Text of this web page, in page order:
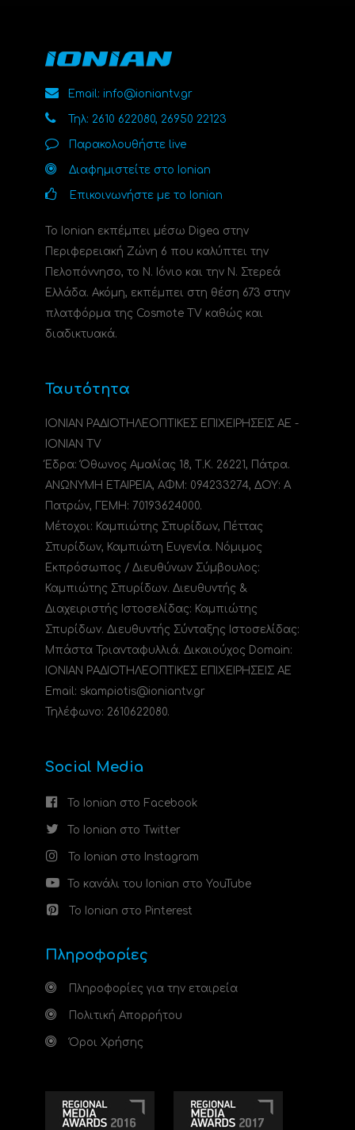
Email: info@ioniantv.gr
Τηλ: 2610 622080, 26950 22123
Παρακολουθήστε live
Διαφημιστείτε στο Ionian
Επικοινωνήστε με το Ionian
Το Ionian εκπέμπει μέσω Digea στην
Περιφερειακή Ζώνη 6 που καλύπτει την
Πελοπόννησο, το N. Ιόνιο και την Ν. Στερεά
Ελλάδα. Ακόμη, εκπέμπει στη θέση 673 στην
πλατφόρμα της Cosmote TV καθώς και
διαδικτυακά.
Ταυτότητα
ΙΟΝΙΑΝ ΡΑΔΙΟΤΗΛΕΟΠΤΙΚΕΣ ΕΠΙΧΕΙΡΗΣΕΙΣ ΑΕ -
IONIAN TV
Έδρα: Όθωνος Αμαλίας 18, Τ.Κ. 26221, Πάτρα.
ΑΝΩΝΥΜΗ ΕΤΑΙΡΕΙΑ, ΑΦΜ: 094233274, ΔΟΥ: A
Πατρών, ΓΕΜΗ: 70193624000.
Μέτοχοι: Καμπιώτης Σπυρίδων, Πέττας
Σπυρίδων, Καμπιώτη Ευγενία. Νόμιμος
Εκπρόσωπος / Διευθύνων Σύμβουλος:
Καμπιώτης Σπυρίδων. Διευθυντής &
Διαχειριστής Ιστοσελίδας: Καμπιώτης
Σπυρίδων. Διευθυντής Σύνταξης Ιστοσελίδας:
Μπάστα Τριανταφυλλιά. Δικαιούχος Domain:
ΙΟΝΙΑΝ ΡΑΔΙΟΤΗΛΕΟΠΤΙΚΕΣ ΕΠΙΧΕΙΡΗΣΕΙΣ ΑΕ
Email: skampiotis@ioniantv.gr
Τηλέφωνο: 2610622080.
Social Media
Το Ionian στο Facebook
Το Ionian στο Twitter
Το Ionian στο Instagram
Το κανάλι του Ionian στο YouTube
Το Ionian στο Pinterest
Πληροφορίες
Πληροφορίες για την εταιρεία
Πολιτική Απορρήτου
Όροι Χρήσης